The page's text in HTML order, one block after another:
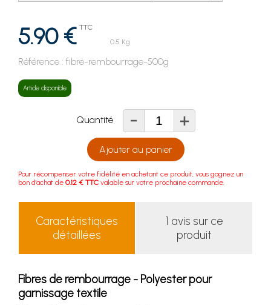
5.90 € TTC
0.5 Kg
Référence : fibre-rembourrage-500g
Article disponible
Quantité - +
Ajouter au panier
Pour récompenser votre fidélité en achetant ce produit, vous gagnez un
bon d'achat de 0.12 € TTC valable sur votre prochaine commande.
Caractéristiques
détaillées
1 avis sur ce
produit
Fibres de rembourrage - Polyester pour
garnissage textile